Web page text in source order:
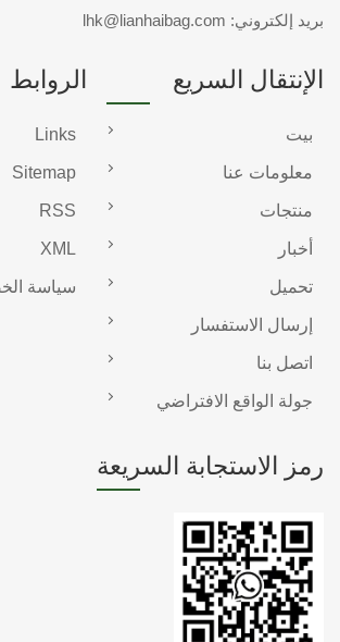
بريد إلكتروني: lhk@lianhaibag.com
الإنتقال السريع
بيت
معلومات عنا
منتجات
أخبار
تحميل
إرسال الاستفسار
اتصل بنا
جولة الواقع الافتراضي
الروابط
Links
Sitemap
RSS
XML
سياسة
رمز الاستجابة السريعة